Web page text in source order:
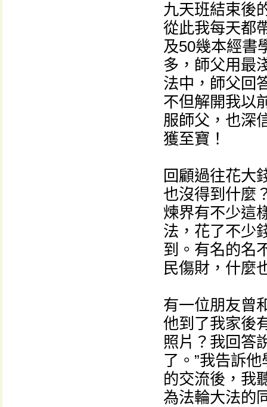
九天班結束後
從此我每天都
及50幾本經書
多，師父用最
法中，師父回
不但解開我以
服師父，也深
獲至寶！
回顧過往花大
也沒得到什麼
煉界有不少這
法，花了不少
到。有名的名
民傷財，什麼
有一位朋友曾
他到了我家後
照片？我回答
了。”我告訴
的交流後，我
為法輪大法的